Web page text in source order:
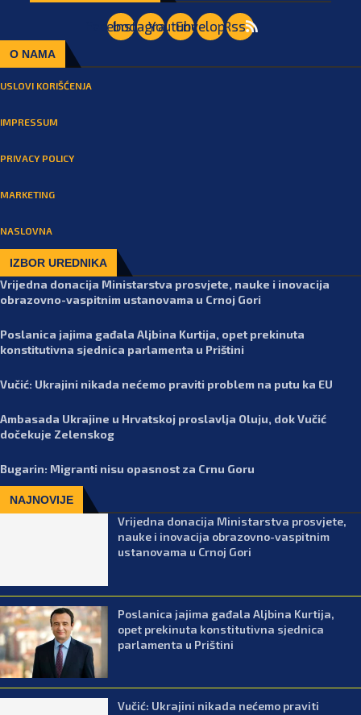
Facebook
Instagram
YoutubeEnvelopeRss
O NAMA
USLOVI KORIŠĆENJA
IMPRESSUM
PRIVACY POLICY
MARKETING
NASLOVNA
IZBOR UREDNIKA
Vrijedna donacija Ministarstva prosvjete, nauke i inovacija
obrazovno-vaspitnim ustanovama u Crnoj Gori
Poslanica jajima gađala Aljbina Kurtija, opet prekinuta
konstitutivna sjednica parlamenta u Prištini
Vučić: Ukrajini nikada nećemo praviti problem na putu ka EU
Ambasada Ukrajine u Hrvatskoj proslavlja Oluju, dok Vučić
dočekuje Zelenskog
Bugarin: Migranti nisu opasnost za Crnu Goru
NAJNOVIJE
Vrijedna donacija Ministarstva prosvjete,
nauke i inovacija obrazovno-vaspitnim
ustanovama u Crnoj Gori
Poslanica jajima gađala Aljbina Kurtija,
opet prekinuta konstitutivna sjednica
parlamenta u Prištini
Vučić: Ukrajini nikada nećemo praviti